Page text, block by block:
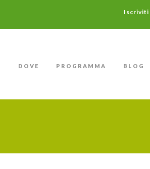
Iscriviti
DOVE PROGRAMMA BLOG